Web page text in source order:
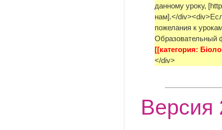
данному уроку,
нам].</
пожелания к
Образовательный
[[категория:
</div>
Версия